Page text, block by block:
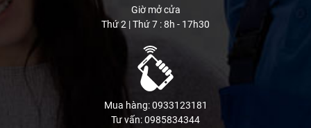
Giờ mở cửa
Thứ 2 | Thứ 7 : 8h - 17h30
Mua hàng: 0933123181
Tư vấn: 0985834344